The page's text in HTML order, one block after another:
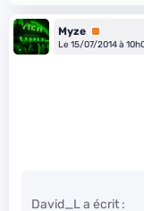
Myze Premium
Le 15/07/2014 à
David_L a écrit :